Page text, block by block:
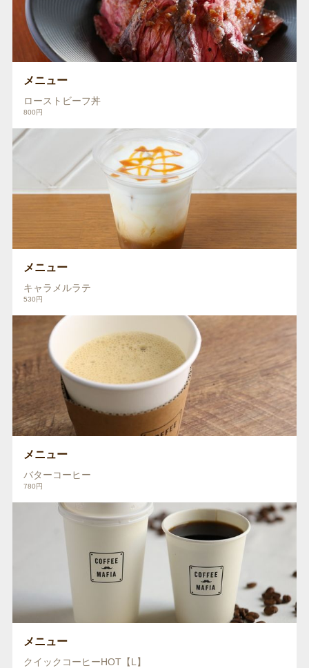
メニュー
ローストビーフ丼
800円
メニュー
キャラメルラテ
530円
メニュー
バターコーヒー
780円
メニュー
クイックコーヒーHOT【L】